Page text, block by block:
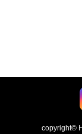
copyright©